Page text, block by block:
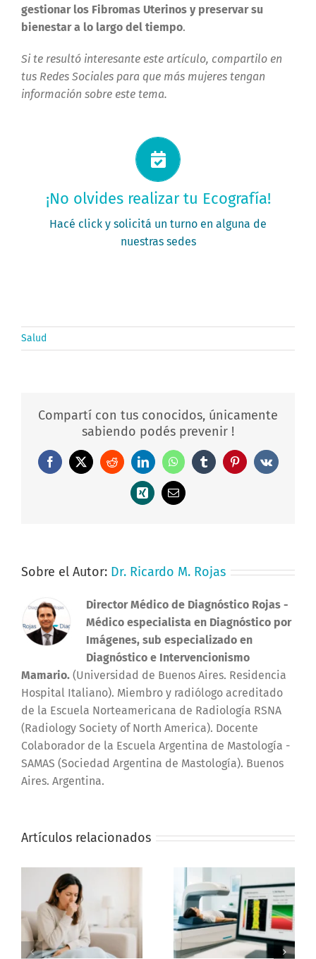
gestionar los Fibromas Uterinos y preservar su
bienestar a lo largo del tiempo.
Si te resultó interesante este artículo, compartilo en
tus Redes Sociales para que más mujeres tengan
información sobre este tema.
¡No olvides realizar tu Ecografía!
Hacé click y solicitá un turno en alguna de
nuestras sedes
Solicitá tu turno ahora
Salud
Compartí con tus conocidos, únicamente
sabiendo podés prevenir !
Facebook
X RedditLinkedInWhatsAppTumblrPinterestVk
Xing
Correo
Sobre el Autor: Dr. Ricardo M. Rojas
Director Médico de Diagnóstico Rojas -
Médico especialista en Diagnóstico por
Imágenes, sub especializado en
Diagnóstico e Intervencionismo
Mamario. (Universidad de Buenos Aires. Residencia
Hospital Italiano). Miembro y radiólogo acreditado
de la Escuela Norteamericana de Radiología RSNA
(Radiology Society of North America). Docente
Colaborador de la Escuela Argentina de Mastología -
SAMAS (Sociedad Argentina de Mastología). Buenos
Aires. Argentina.
Artículos relacionados